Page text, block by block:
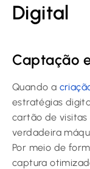
Digital
Captação
Quando a
estratégias
cartão de visitas
verdadeira
Por meio de
captura